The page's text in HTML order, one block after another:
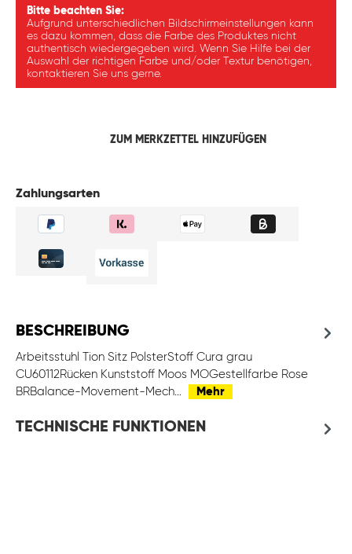
Bitte beachten Sie:
Aufgrund unterschiedlichen Bildschirmeinstellungen kann
es dazu kommen, dass die Farbe des Produktes nicht
authentisch wiedergegeben wird. Wenn Sie Hilfe bei der
Auswahl der richtigen Farbe und/oder Textur benötigen,
kontaktieren Sie uns gerne.
ZUM MERKZETTEL HINZUFÜGEN
Zahlungsarten
BESCHREIBUNG
Arbeitsstuhl Tion Sitz PolsterStoff Cura grau
CU60112Rücken Kunststoff Moos MOGestellfarbe Rose
BRBalance-Movement-Mech…
Mehr
TECHNISCHE FUNKTIONEN